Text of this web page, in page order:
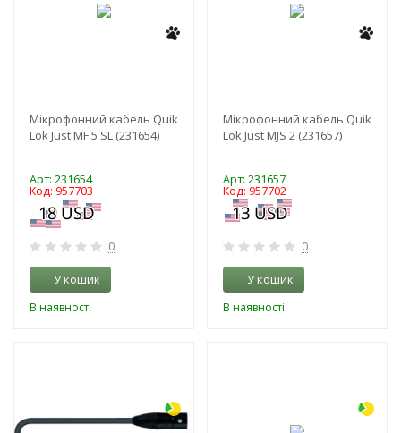
Мікрофонний кабель Quik
Lok Just MF 5 SL (231654)
Арт: 231654
Код: 957703
0
У кошик
В наявності
Мікрофонний кабель Quik
Lok Just MJS 2 (231657)
Арт: 231657
Код: 957702
0
У кошик
В наявності